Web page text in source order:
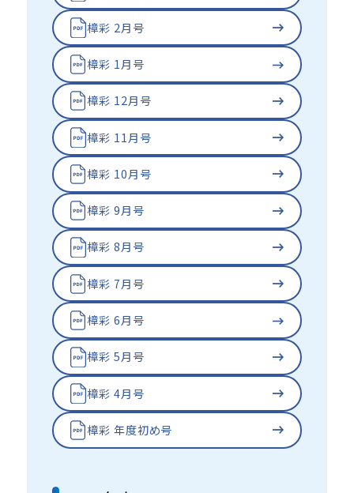
樟彩 2月号
樟彩 1月号
樟彩 12月号
樟彩 11月号
樟彩 10月号
樟彩 9月号
樟彩 8月号
樟彩 7月号
樟彩 6月号
樟彩 5月号
樟彩 4月号
樟彩 年度初め号